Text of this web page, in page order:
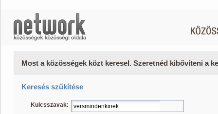
Most a közösségek közt keresel. Szeretnéd kibővíteni a
Keresés szűkítése
Kulcsszavak: